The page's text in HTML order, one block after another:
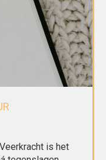
is het